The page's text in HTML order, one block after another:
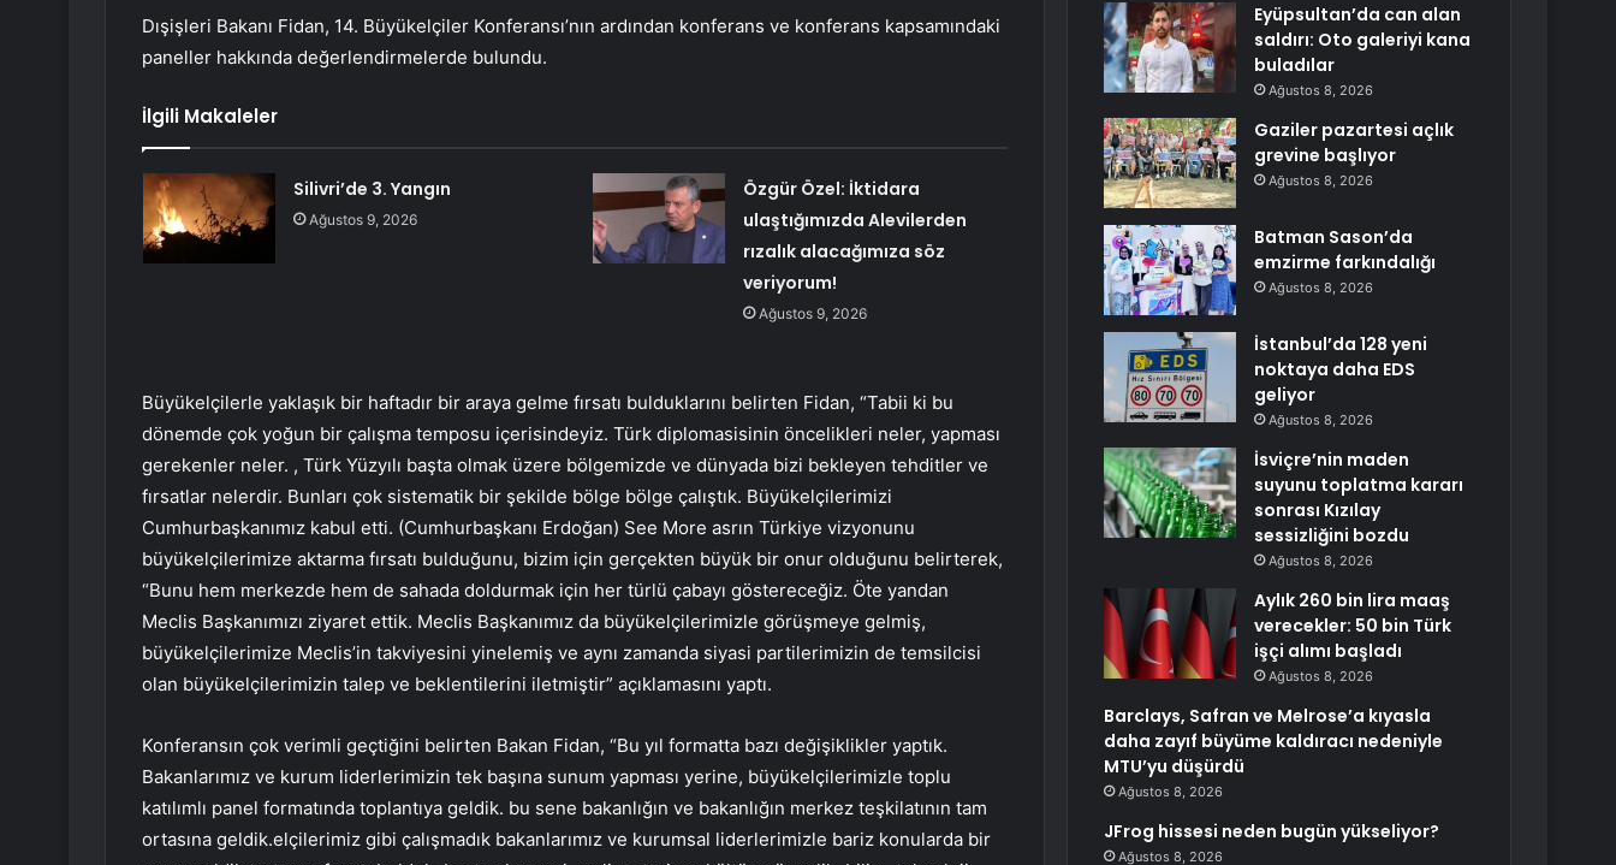
Dışişleri Bakanı Fidan, 14. Büyükelçiler Konferansı’nın ardından konferans ve konferans kapsamındaki
paneller hakkında değerlendirmelerde bulundu.
İlgili Makaleler
Silivri’de 3. Yangın
Ağustos 9, 2026
Özgür Özel: İktidara
ulaştığımızda Alevilerden
rızalık alacağımıza söz
veriyorum!
Ağustos 9, 2026
Büyükelçilerle yaklaşık bir haftadır bir araya gelme fırsatı bulduklarını belirten Fidan, “Tabii ki bu
dönemde çok yoğun bir çalışma temposu içerisindeyiz. Türk diplomasisinin öncelikleri neler, yapması
gerekenler neler. , Türk Yüzyılı başta olmak üzere bölgemizde ve dünyada bizi bekleyen tehditler ve
fırsatlar nelerdir. Bunları çok sistematik bir şekilde bölge bölge çalıştık. Büyükelçilerimizi
Cumhurbaşkanımız kabul etti. (Cumhurbaşkanı Erdoğan) See More asrın Türkiye vizyonunu
büyükelçilerimize aktarma fırsatı bulduğunu, bizim için gerçekten büyük bir onur olduğunu belirterek,
“Bunu hem merkezde hem de sahada doldurmak için her türlü çabayı göstereceğiz. Öte yandan
Meclis Başkanımızı ziyaret ettik. Meclis Başkanımız da büyükelçilerimizle görüşmeye gelmiş,
büyükelçilerimize Meclis’in takviyesini yinelemiş ve aynı zamanda siyasi partilerimizin de temsilcisi
olan büyükelçilerimizin talep ve beklentilerini iletmiştir” açıklamasını yaptı.
Konferansın çok verimli geçtiğini belirten Bakan Fidan, “Bu yıl formatta bazı değişiklikler yaptık.
Bakanlarımız ve kurum liderlerimizin tek başına sunum yapması yerine, büyükelçilerimizle toplu
katılımlı panel formatında toplantıya geldik. bu sene bakanlığın ve bakanlığın merkez teşkilatının tam
ortasına geldik.elçilerimiz gibi çalışmadık bakanlarımız ve kurumsal liderlerimizle bariz konularda bir
Eyüpsultan’da can alan
saldırı: Oto galeriyi kana
buladılar
Ağustos 8, 2026
Gaziler pazartesi açlık
grevine başlıyor
Ağustos 8, 2026
Batman Sason’da
emzirme farkındalığı
Ağustos 8, 2026
İstanbul’da 128 yeni
noktaya daha EDS
geliyor
Ağustos 8, 2026
İsviçre’nin maden
suyunu toplatma kararı
sonrası Kızılay
sessizliğini bozdu
Ağustos 8, 2026
Aylık 260 bin lira maaş
verecekler: 50 bin Türk
işçi alımı başladı
Ağustos 8, 2026
Barclays, Safran ve Melrose’a kıyasla
daha zayıf büyüme kaldıracı nedeniyle
MTU’yu düşürdü
Ağustos 8, 2026
JFrog hissesi neden bugün yükseliyor?
Ağustos 8, 2026